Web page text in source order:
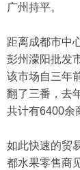
广州持平。
距离成都市中
彭州濛阳批发
该市场自三年
翻了三番，去
共计有6400余
如此快速的贸
都水果零售商